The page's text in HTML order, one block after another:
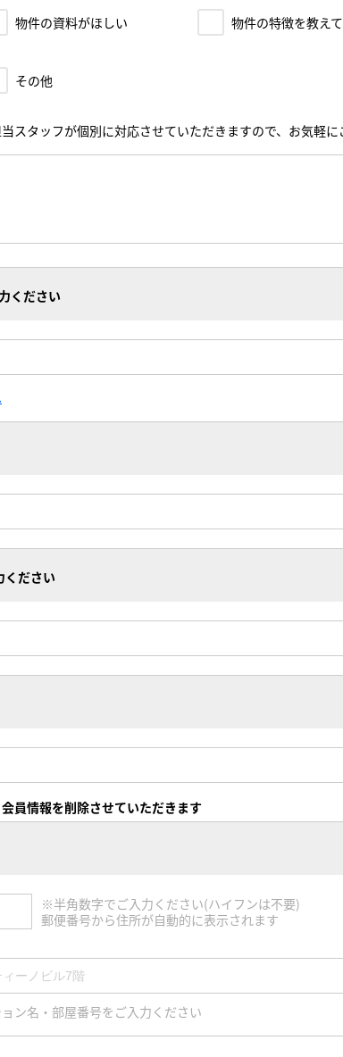
物件の資料がほしい 物件の特徴を教え
その他
スタッフが個別に対応させていただきますので、お気軽に
ください
ださい
員情報を削除させていただきます
※半角数字でご入力ください(ハイフンは不要)
郵便番号から住所が自動的に表示されます
ン名・部屋番号をご入力ください